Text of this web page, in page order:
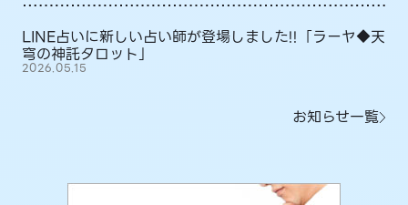
LINE占いに新しい占い師が登場しました!!「ラーヤ◆天
穹の神託タロット」
2026.05.15
お知らせ一覧